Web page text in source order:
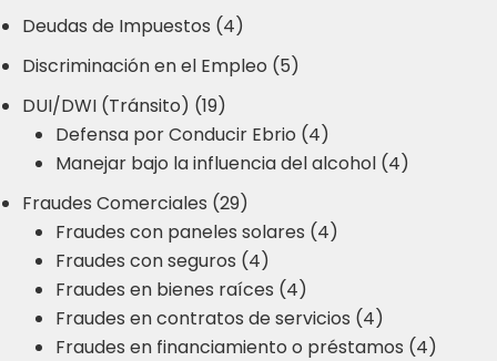
Deudas de Impuestos (4)
Discriminación en el Empleo (5)
DUI/DWI (Tránsito) (19)
Defensa por Conducir Ebrio (4)
Manejar bajo la influencia del alcohol (4)
Fraudes Comerciales (29)
Fraudes con paneles solares (4)
Fraudes con seguros (4)
Fraudes en bienes raíces (4)
Fraudes en contratos de servicios (4)
Fraudes en financiamiento o préstamos (4)